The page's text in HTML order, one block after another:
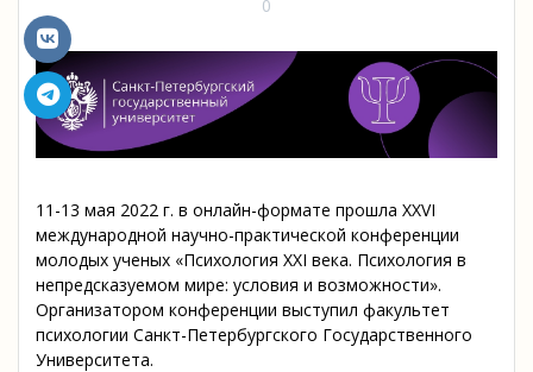
0
11-13 мая 2022 г. в онлайн-формате прошла XXVI
международной научно-практической конференции
молодых ученых «Психология XXI века. Психология в
непредсказуемом мире: условия и возможности».
Организатором конференции выступил факультет
психологии Санкт-Петербургского Государственного
Университета.